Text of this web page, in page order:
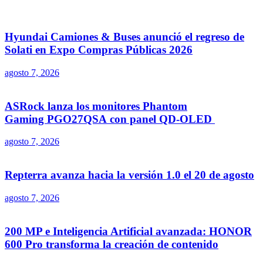
Hyundai Camiones & Buses anunció el regreso de
Solati en Expo Compras Públicas 2026
agosto 7, 2026
ASRock lanza los monitores Phantom
Gaming PGO27QSA con panel QD-OLED
agosto 7, 2026
Repterra avanza hacia la versión 1.0 el 20 de agosto
agosto 7, 2026
200 MP e Inteligencia Artificial avanzada: HONOR
600 Pro transforma la creación de contenido